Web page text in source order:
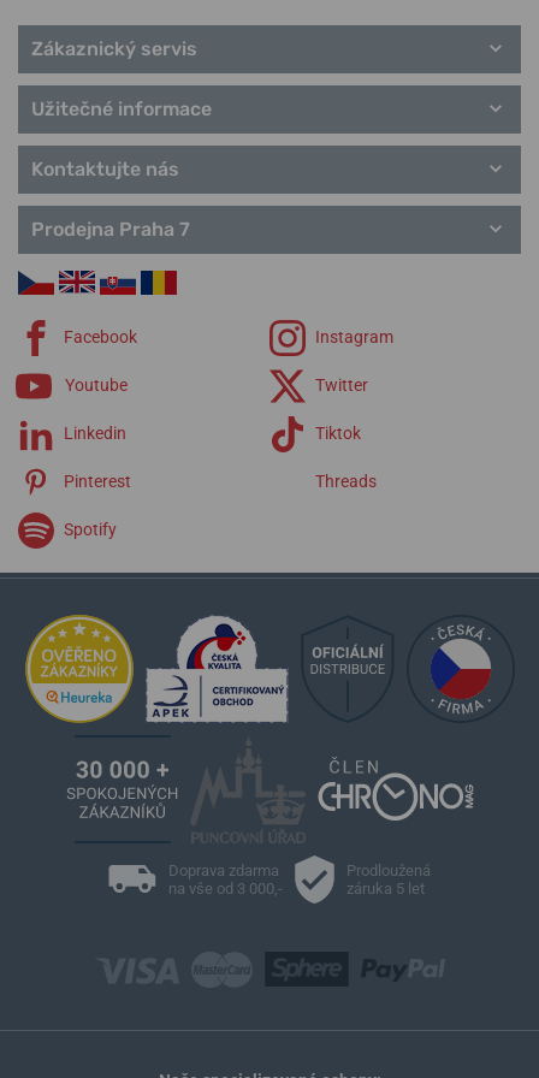
Zákaznický servis
Užitečné informace
Kontaktujte nás
Prodejna Praha 7
Facebook Instagram
Youtube Twitter
Linkedin Tiktok
Pinterest Threads
Spotify
Doprava zdarma
na vše od 3 000,-
Prodloužená
záruka 5 let